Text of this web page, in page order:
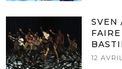
SVEN
12